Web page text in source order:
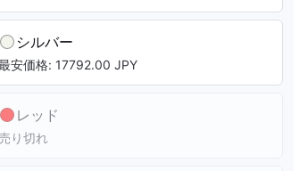
シルバー
安価格: 17792.00 JPY
レッド
り切れ